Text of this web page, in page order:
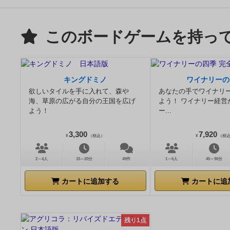
このボードゲームを持っ
キングドミノ
欲しいタイルを手に入れて、森や
海、草原の広がる自分の王国を広げ
よう！
¥ 3,300 （税込）
2～4人 15～20分 49件
カートに追加する
ワイナリー
あなたの手でワイナリ
よう！ ワイナリー経営
ー...
¥ 7,920 （税
1～6人 45～90分
カートに追
残り1点